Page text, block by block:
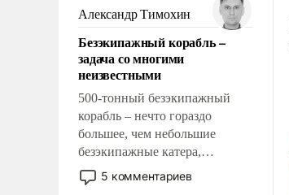
образованных людей. Иногда
казалось, что эти вопросы
решены раз и навсегда, но –
нет, не решены.
Александр Тимохин
Безэкипажный корабль –
задача со многими
неизвестными
500-тонный безэкипажный
корабль – нечто гораздо
большее, чем небольшие
безэкипажные катера,
применение которых уже
стало обыденностью. Задача по
5 комментариев